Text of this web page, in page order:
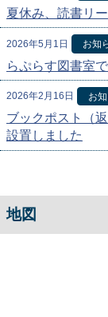
夏休み、読書リ
2026年5月1日 お知
らぷらす図書室
2026年2月16日 お
ブックポスト（
設置しました
地図